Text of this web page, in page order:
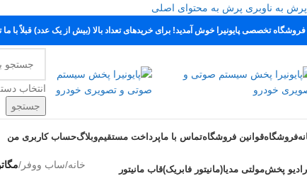
پرش به ناوبری پرش به محتوای اصلی
فروشگاه تخصصی پایونیرا خوش آمدید! برای خریدهای تعداد بالا (بیش از یک عدد) قبلاً با
انتخاب
جستجو
فروشگاهقوانین فروشگاهتماس با ماپرداخت مستقیموبلاگحساب کاربری من
رادیو پخشمولتی مدیا(مانیتور فابریک)قاب مانیتور خانه/ساب ووفر /